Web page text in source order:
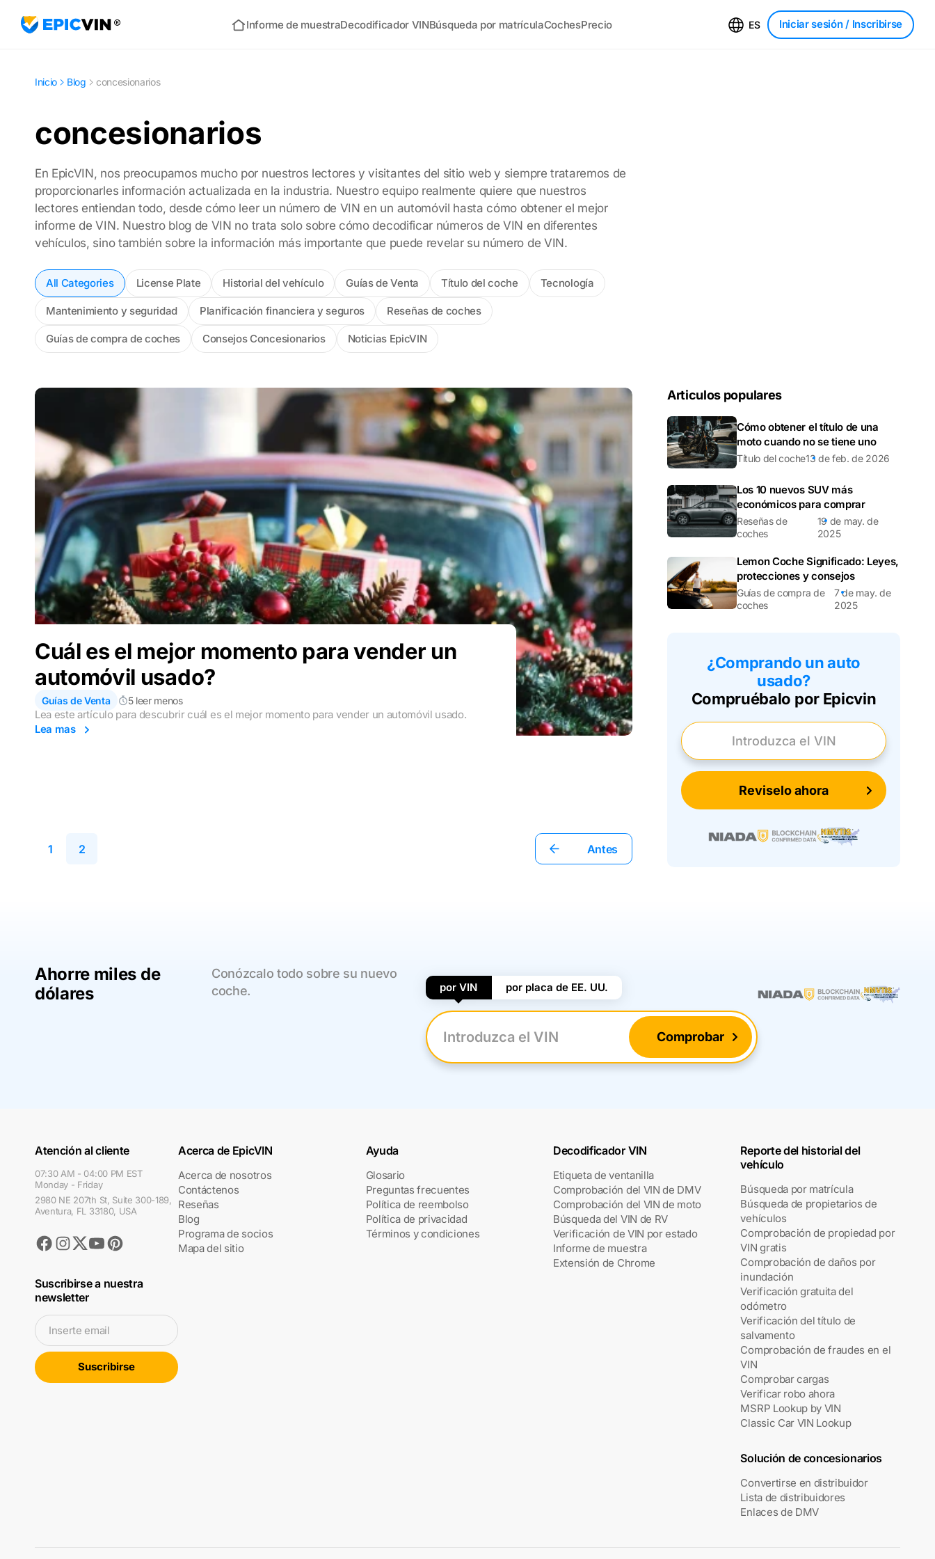
InicioInforme de muestraDecodificador VINBúsqueda por matrículaCochesPrecio ES Iniciar sesión/ Inscribirse
Inicio Blog concesionarios
concesionarios
En EpicVIN, nos preocupamos mucho por nuestros lectores y visitantes del sitio web y siempre trataremos de
proporcionarles información actualizada en la industria. Nuestro equipo realmente quiere que nuestros
lectores entiendan todo, desde cómo leer un número de VIN en un automóvil hasta cómo obtener el mejor
informe de VIN. Nuestro blog de VIN no trata solo sobre cómo decodificar números de VIN en diferentes
vehículos, sino también sobre la información más importante que puede revelar su número de VIN.
All Categories License Plate Historial del vehículo Guías de Venta Título del coche Tecnología
Mantenimiento y seguridad Planificación financiera y seguros Reseñas de coches
Guías de compra de coches Consejos Concesionarios Noticias EpicVIN
Cuál es el mejor momento para vender un
automóvil usado?
Guías de Venta 5 leer menos
Lea este artículo para descubrir cuál es el mejor momento para vender un automóvil usado.
Lea mas
1 2 Antes
Articulos populares
Cómo obtener el título de una
moto cuando no se tiene uno
Título del coche13 de feb. de 2026
Los 10 nuevos SUV más
económicos para comprar
Reseñas de
coches
19 de may. de
2025
Lemon Coche Significado: Leyes,
protecciones y consejos
Guías de compra de
coches
7 de may. de
2025
¿Comprando un auto
usado?
Compruébalo por Epicvin
Introduzca el VIN
Reviselo ahora
Ahorre miles de
dólares
Conózcalo todo sobre su nuevo
coche.
por VIN por placa de EE. UU.
Introduzca el VIN Comprobar
Atención al cliente
07:30 AM - 04:00 PM EST
Monday - Friday
2980 NE 207th St, Suite 300-189,
Aventura, FL 33180, USA
Facebook
Instagram
TwitterYoutubePinterest
Suscribirse a nuestra
newsletter
Inserte email
Suscribirse
Acerca de EpicVIN
Acerca de nosotros
Contáctenos
Reseñas
Blog
Programa de socios
Mapa del sitio
Ayuda
Glosario
Preguntas frecuentes
Política de reembolso
Política de privacidad
Términos y condiciones
Decodificador VIN
Etiqueta de ventanilla
Comprobación del VIN de DMV
Comprobación del VIN de moto
Búsqueda del VIN de RV
Verificación de VIN por estado
Informe de muestra
Extensión de Chrome
Reporte del historial del
vehículo
Búsqueda por matrícula
Búsqueda de propietarios de
vehículos
Comprobación de propiedad por
VIN gratis
Comprobación de daños por
inundación
Verificación gratuita del
odómetro
Verificación del título de
salvamento
Comprobación de fraudes en el
VIN
Comprobar cargas
Verificar robo ahora
MSRP Lookup by VIN
Classic Car VIN Lookup
Solución de concesionarios
Convertirse en distribuidor
Lista de distribuidores
Enlaces de DMV